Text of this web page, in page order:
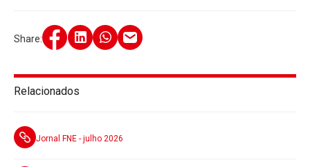
Relacionados
Jornal FNE - julho 2026
Share: